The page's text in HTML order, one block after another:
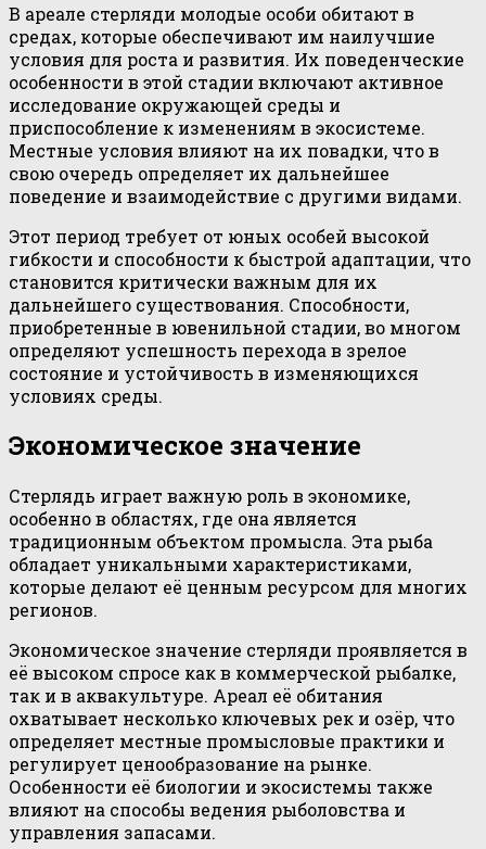
В ареале стерляди молодые особи обитают в
средах, которые обеспечивают им наилучшие
условия для роста и развития. Их поведенческие
особенности в этой стадии включают активное
исследование окружающей среды и
приспособление к изменениям в экосистеме.
Местные условия влияют на их повадки, что в
свою очередь определяет их дальнейшее
поведение и взаимодействие с другими видами.
Этот период требует от юных особей высокой
гибкости и способности к быстрой адаптации, что
становится критически важным для их
дальнейшего существования. Способности,
приобретенные в ювенильной стадии, во многом
определяют успешность перехода в зрелое
состояние и устойчивость в изменяющихся
условиях среды.
Экономическое значение
Стерлядь играет важную роль в экономике,
особенно в областях, где она является
традиционным объектом промысла. Эта рыба
обладает уникальными характеристиками,
которые делают её ценным ресурсом для многих
регионов.
Экономическое значение стерляди проявляется в
её высоком спросе как в коммерческой рыбалке,
так и в аквакультуре. Ареал её обитания
охватывает несколько ключевых рек и озёр, что
определяет местные промысловые практики и
регулирует ценообразование на рынке.
Особенности её биологии и экосистемы также
влияют на способы ведения рыболовства и
управления запасами.